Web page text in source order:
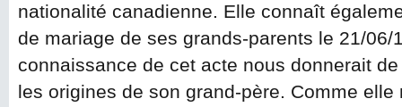
nationalité canadienne. Elle connaît
de mariage de ses grands-parents le 21/06/
connaissance de cet acte nous donnerait
les origines de son grand-père. Comme elle